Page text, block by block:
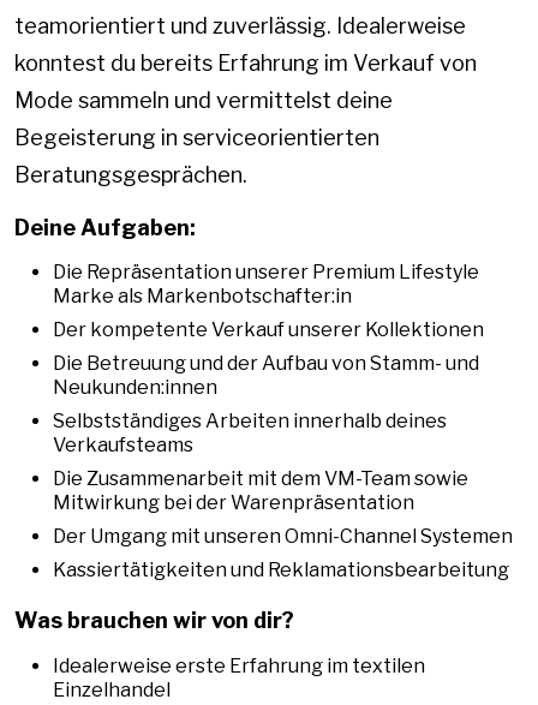
teamorientiert und zuverlässig. Idealerweise
konntest du bereits Erfahrung im Verkauf von
Mode sammeln und vermittelst deine
Begeisterung in serviceorientierten
Beratungsgesprächen.
Deine Aufgaben:
Die Repräsentation unserer Premium Lifestyle
Marke als Markenbotschafter:in
Der kompetente Verkauf unserer Kollektionen
Die Betreuung und der Aufbau von Stamm- und
Neukunden:innen
Selbstständiges Arbeiten innerhalb deines
Verkaufsteams
Die Zusammenarbeit mit dem VM-Team sowie
Mitwirkung bei der Warenpräsentation
Der Umgang mit unseren Omni-Channel Systemen
Kassiertätigkeiten und Reklamationsbearbeitung
Was brauchen wir von dir?
Idealerweise erste Erfahrung im textilen
Einzelhandel